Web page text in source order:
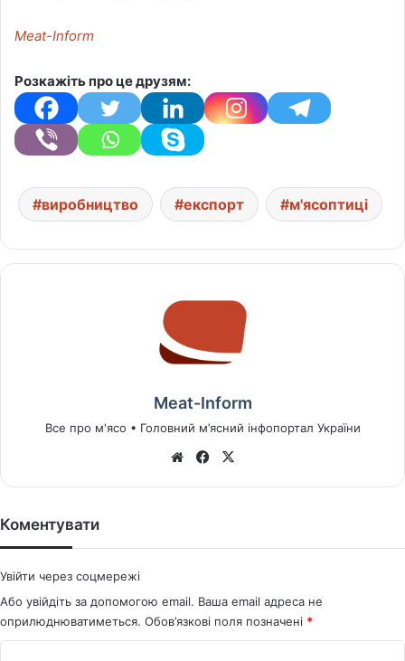
Meat-Inform
Розкажіть про це друзям:
виробництво експорт м'ясоптиці
Meat-Inform
Все про м'ясо • Головний м’ясний інфопортал України
We
Fa
Коментувати
Увійти через соцмережі
Або увійдіть за допомогою email. Ваша email адреса не
оприлюднюватиметься. Обов’язкові поля позначені *